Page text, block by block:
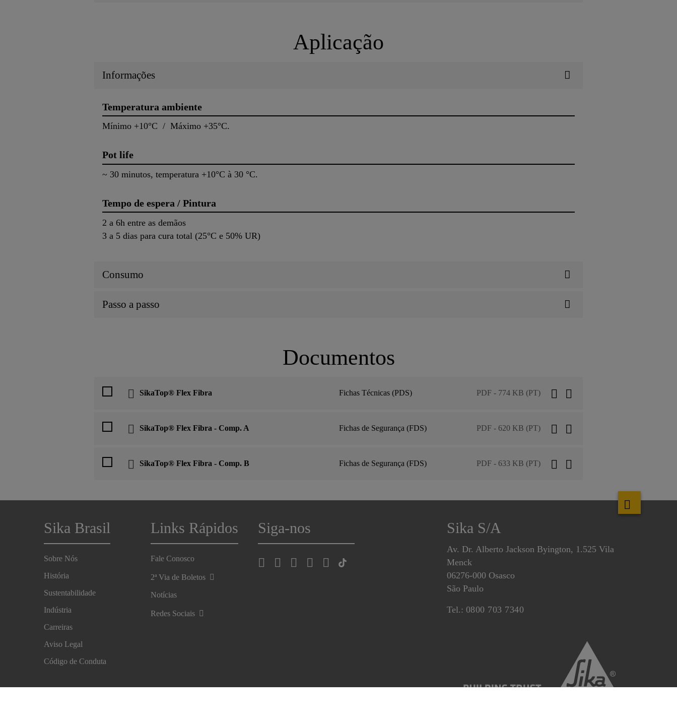
Aplicação
Informações
Temperatura ambiente
Mínimo +10°C / Máximo +35°C.
Pot life
~ 30 minutos, temperatura +10°C à 30 °C.
Tempo de espera / Pintura
2 a 6h entre as demãos
3 a 5 dias para cura total (25°C e 50% UR)
Consumo
Passo a passo
Documentos
SikaTop® Flex Fibra Fichas Técnicas (PDS) PDF - 774 KB (PT)
SikaTop® Flex Fibra - Comp. A Fichas de Segurança (FDS) PDF - 620 KB (PT)
SikaTop® Flex Fibra - Comp. B Fichas de Segurança (FDS) PDF - 633 KB (PT)
Sika Brasil
Sobre Nós
História
Sustentabilidade
Indústria
Carreiras
Aviso Legal
Código de Conduta
Links Rápidos
Fale Conosco
2ª Via de Boletos
Notícias
Redes Sociais
Siga-nos Sika S/A
Av. Dr. Alberto Jackson Byington, 1.525 Vila
Menck
06276-000 Osasco
São Paulo
Tel.: 0800 703 7340